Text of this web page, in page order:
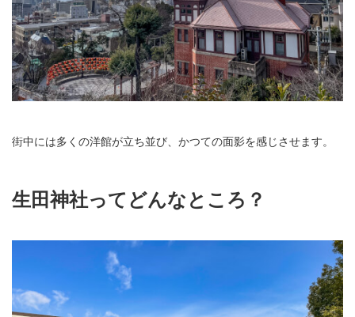
街中には多くの洋館が立ち並び、かつての面影を感じさせます。
生田神社ってどんなところ？